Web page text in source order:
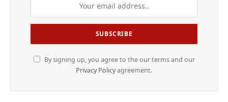
By signing up, you agree to the our terms and our
Privacy Policyagreement.